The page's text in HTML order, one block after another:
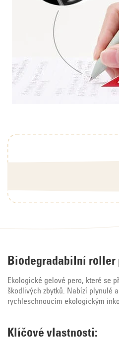
Biodegradabilní roller
Ekologické gelové pero, které se
škodlivých zbytků. Nabízí plynulé
rychleschnoucím ekologickým
Klíčové vlastnosti: